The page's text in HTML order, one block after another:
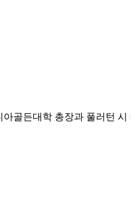
골든대학 총장과 풀러턴